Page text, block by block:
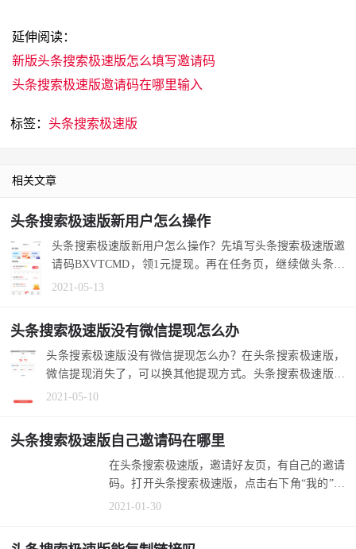
延伸阅读：
新版头条搜索极速版怎么填写邀请码
头条搜索极速版邀请码在哪里输入
标签： 头条搜索极速版
相关文章
头条搜索极速版新用户怎么操作
头条搜索极速版新用户怎么操作？先填写头条搜索极速版邀
请码BXVTCMD，领1元提现。再在任务页，继续做头条搜
索极速版任务。 1....
2021-05-13
头条搜索极速版没有微信提现怎么办
头条搜索极速版没有微信提现怎么办？在头条搜索极速版，
微信提现消失了，可以换其他提现方式。头条搜索极速版，
还能支付宝银...
2021-05-10
头条搜索极速版自己邀请码在哪里
在头条搜索极速版，邀请好友页，有自己的邀请码。打开头
条搜索极速版，点击右下角“我的”。在个人页面，右边靠上位
置，有“邀请...